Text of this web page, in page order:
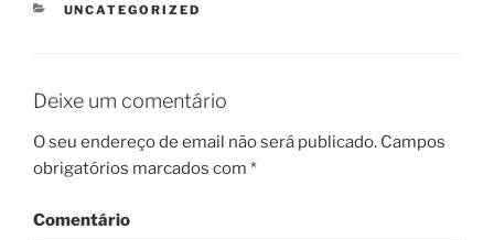
CATEGORIAS
UNCATEGORIZED
Deixe um comentário
O seu endereço de email não será publicado. Campos
obrigatórios marcados com *
Comentário